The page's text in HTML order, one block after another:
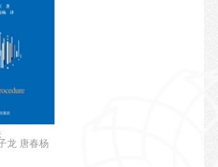
[日]酒卷匡，李子龙 唐春杨